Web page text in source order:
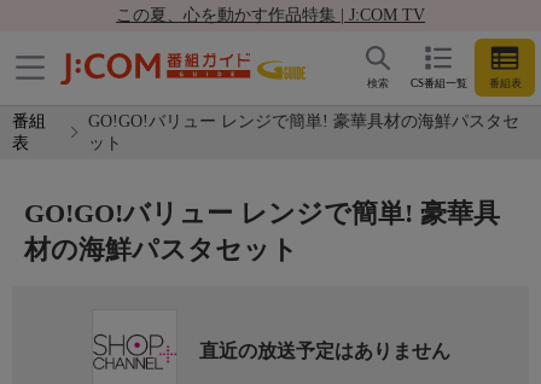
この夏、心を動かす作品特集 | J:COM TV
CS番組一覧 番組表
検索
番組
表
GO!GO!バリュー レンジで簡単! 豪華具材の海鮮パスタセ
ット
GO!GO!バリュー レンジで簡単! 豪華具
材の海鮮パスタセット
直近の放送予定はありません